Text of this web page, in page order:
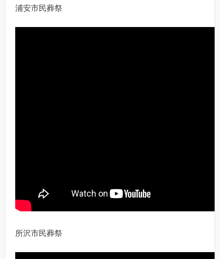
浦安市民葬祭
所沢市民葬祭